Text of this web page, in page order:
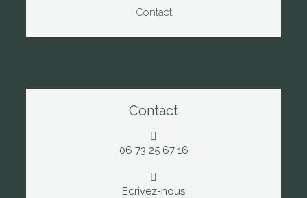
Contact
Contact
06 73 25 67 16
Ecrivez-nous